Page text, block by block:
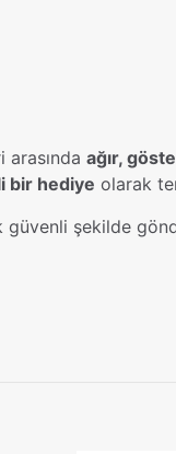
ağır,
bir hediye olarak
şekilde